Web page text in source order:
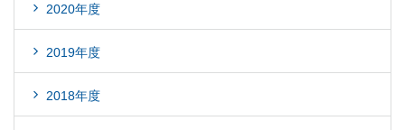
2020年度
2019年度
2018年度